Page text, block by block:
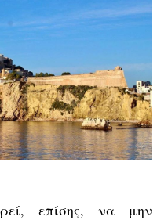
επίσης, να μην